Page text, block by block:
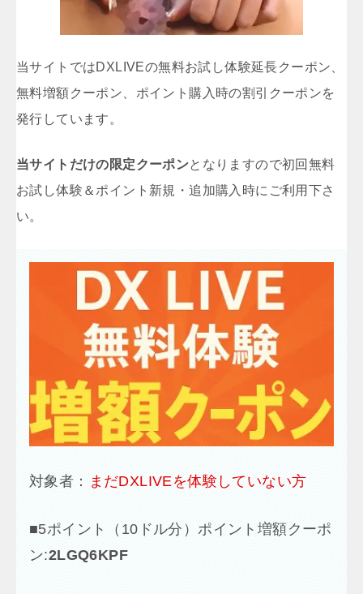
当サイトではDXLIVEの無料お試し体験延長クーポン、
無料増額クーポン、ポイント購入時の割引クーポンを
発行しています。
当サイトだけの限定クーポンとなりますので初回無料
お試し体験＆ポイント新規・追加購入時にご利用下さ
い。
対象者： まだDXLIVEを体験していない方
■5ポイント（10ドル分）ポイント増額クーポ
ン:2LGQ6KPF